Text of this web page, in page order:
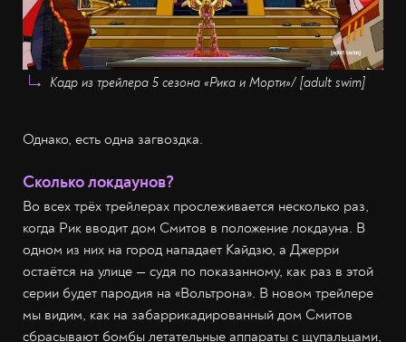
Кадр из трейлера 5 сезона «Рика и Морти»/ [adult swim]
Однако, есть одна загвоздка.
Сколько локдаунов?
Во всех трёх трейлерах прослеживается несколько раз,
когда Рик вводит дом Смитов в положение локдауна. В
одном из них на город нападает Кайдзю, а Джерри
остаётся на улице — судя по показанному, как раз в этой
серии будет пародия на «Вольтрона». В новом трейлере
мы видим, как на забаррикадированный дом Смитов
сбрасывают бомбы летательные аппараты с щупальцами,